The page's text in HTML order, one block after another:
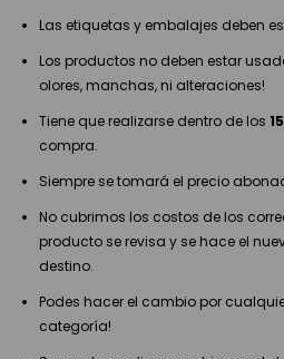
Las etiquetas y embalajes deben
Los productos no deben estar
olores, manchas, ni alteraciones!
Tiene que realizarse dentro de los
compra.
Siempre se tomará el precio
No cubrimos los costos de los
producto se revisa y se hace el
destino.
Podes hacer el cambio por
categoría!